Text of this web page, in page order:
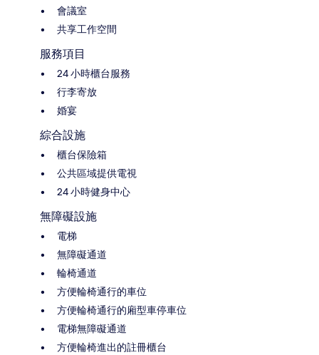
會議室
共享工作空間
服務項目
24 小時櫃台服務
行李寄放
婚宴
綜合設施
櫃台保險箱
公共區域提供電視
24 小時健身中心
無障礙設施
電梯
無障礙通道
輪椅通道
方便輪椅通行的車位
方便輪椅通行的廂型車停車位
電梯無障礙通道
方便輪椅進出的註冊櫃台